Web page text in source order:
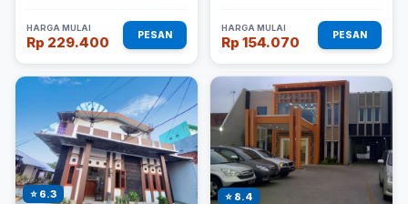
HARGA MULAI
Rp 229.400 PESAN
HARGA MULAI
Rp 154.070 PESAN
⭐ 6.3 ⭐ 8.4